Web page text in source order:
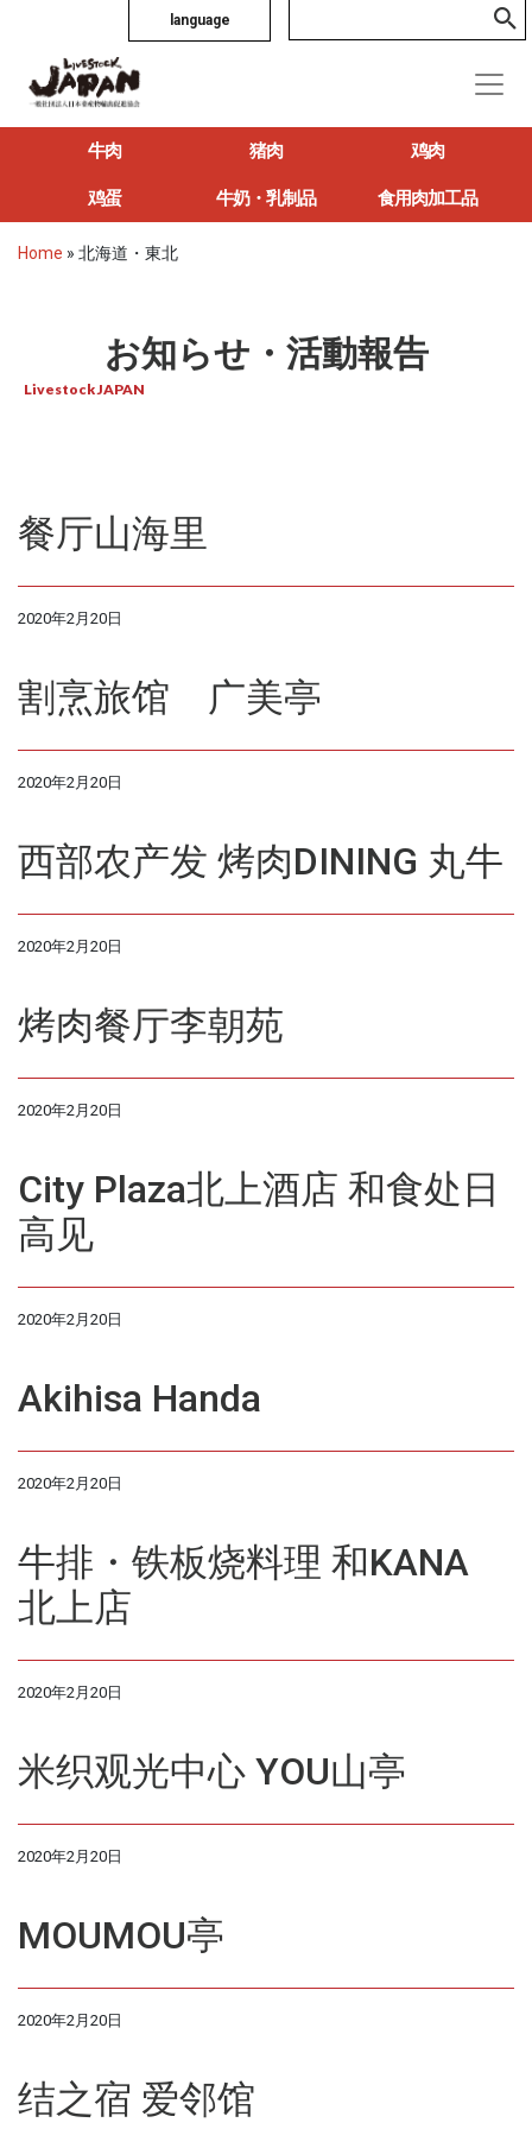
language
牛肉 猪肉 鸡肉
鸡蛋 牛奶・乳制品 食用肉加工品
Home » 北海道・東北
お知らせ・活動報告
Livestock JAPAN
餐厅山海里
2020年2月20日
割烹旅馆 广美亭
2020年2月20日
西部农产发 烤肉DINING 丸牛
2020年2月20日
烤肉餐厅李朝苑
2020年2月20日
City Plaza北上酒店 和食处日
高见
2020年2月20日
Akihisa Handa
2020年2月20日
牛排・铁板烧料理 和KANA
北上店
2020年2月20日
米织观光中心 YOU山亭
2020年2月20日
MOUMOU亭
2020年2月20日
结之宿 爱邻馆